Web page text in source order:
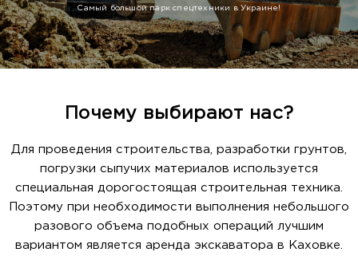
Самый большой парк спецтехники в Украине!
Почему выбирают нас?
Для проведения строительства, разработки грунтов,
погрузки сыпучих материалов используется
специальная дорогостоящая строительная техника.
Поэтому при необходимости выполнения небольшого
разового объема подобных операций лучшим
вариантом является аренда экскаватора в Каховке.